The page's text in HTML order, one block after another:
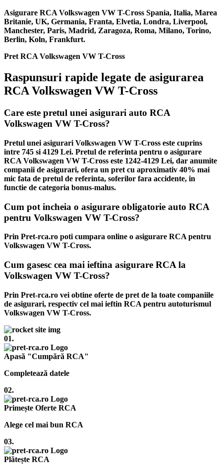
Asigurare RCA Volkswagen VW T-Cross Spania, Italia, Marea
Britanie, UK, Germania, Franta, Elvetia, Londra, Liverpool,
Manchester, Paris, Madrid, Zaragoza, Roma, Milano, Torino,
Berlin, Koln, Frankfurt.
Pret RCA Volkswagen VW T-Cross
Raspunsuri rapide legate de asigurarea
RCA Volkswagen VW T-Cross
Care este pretul unei asigurari auto RCA
Volkswagen VW T-Cross?
Pretul unei asigurari Volkswagen VW T-Cross este cuprins
intre 745 si 4129 Lei. Pretul de referinta pentru o asigurare
RCA Volkswagen VW T-Cross este 1242-4129 Lei, dar anumite
companii de asigurari, ofera un pret cu aproximativ 40% mai
mic fata de pretul de referinta, soferilor fara accidente, in
functie de categoria bonus-malus.
Cum pot incheia o asigurare obligatorie auto RCA
pentru Volkswagen VW T-Cross?
Prin Pret-rca.ro poti cumpara online o asigurare RCA pentru
Volkswagen VW T-Cross.
Cum gasesc cea mai ieftina asigurare RCA la
Volkswagen VW T-Cross?
Prin Pret-rca.ro vei obtine oferte de pret de la toate companiile
de asigurari, respectiv cel mai ieftin RCA pentru autoturismul
Volkswagen VW T-Cross.
01.
Apasă "Cumpără RCA"
Completează datele
02.
Primește Oferte RCA
Alege cel mai bun RCA
03.
Plătește RCA